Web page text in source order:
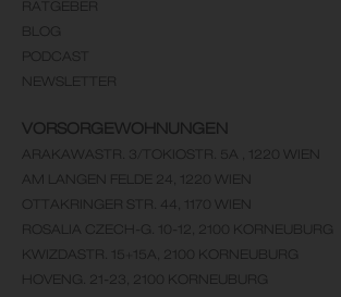
RATGEBER
BLOG
PODCAST
NEWSLETTER
VORSORGEWOHNUNGEN
ARAKAWASTR. 3/TOKIOSTR. 5A , 1220 WIEN
AM LANGEN FELDE 24, 1220 WIEN
OTTAKRINGER STR. 44, 1170 WIEN
ROSALIA CZECH-G. 10-12, 2100 KORNEUBURG
KWIZDASTR. 15+15A, 2100 KORNEUBURG
HOVENG. 21-23, 2100 KORNEUBURG